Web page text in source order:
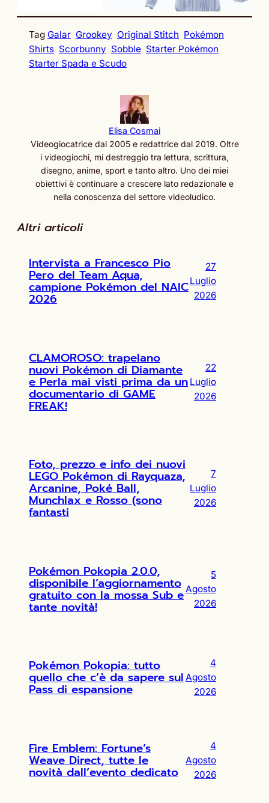
Tag Galar Grookey Original Stitch Pokémon
Shirts Scorbunny Sobble Starter Pokémon
Starter Spada e Scudo
Elisa Cosmai
Videogiocatrice dal 2005 e redattrice dal 2019. Oltre
i videogiochi, mi destreggio tra lettura, scrittura,
disegno, anime, sport e tanto altro. Uno dei miei
obiettivi è continuare a crescere lato redazionale e
nella conoscenza del settore videoludico.
Altri articoli
Intervista a Francesco Pio
Pero del Team Aqua,
campione Pokémon del NAIC
2026
27
Luglio
2026
CLAMOROSO: trapelano
nuovi Pokémon di Diamante
e Perla mai visti prima da un
documentario di GAME
FREAK!
22
Luglio
2026
Foto, prezzo e info dei nuovi
LEGO Pokémon di Rayquaza,
Arcanine, Poké Ball,
Munchlax e Rosso (sono
fantasti
7
Luglio
2026
Pokémon Pokopia 2.0.0,
disponibile l’aggiornamento
gratuito con la mossa Sub e
tante novità!
5
Agosto
2026
Pokémon Pokopia: tutto
quello che c’è da sapere sul
Pass di espansione
4
Agosto
2026
Fire Emblem: Fortune’s
Weave Direct, tutte le
novità dall’evento dedicato
4
Agosto
2026